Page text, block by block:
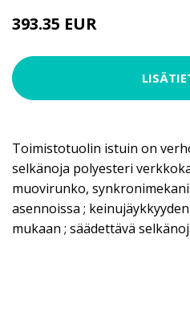
393.35 EUR
Toimistotuolin istuin on
selkänoja polyesteri
muovirunko,
asennoissa ;
mukaan ; säädettävä